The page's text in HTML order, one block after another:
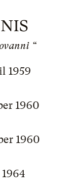
“
1959
1960
1960